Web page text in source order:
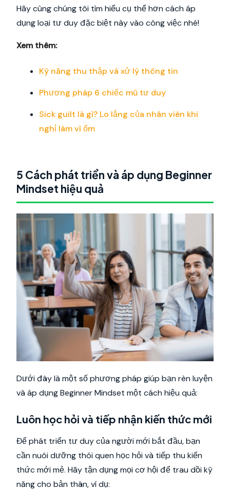
Hãy cùng chúng tôi tìm hiểu cụ thể hơn cách áp
dụng loại tư duy đặc biệt này vào công việc nhé!
Xem thêm:
Kỹ năng thu thập và xử lý thông tin
Phương pháp 6 chiếc mũ tư duy
Sick guilt là gì? Lo lắng của nhân viên khi
nghỉ làm vì ốm
5 Cách phát triển và áp dụng Beginner
Mindset hiệu quả
Dưới đây là một số phương pháp giúp bạn rèn luyện
và áp dụng Beginner Mindset một cách hiệu quả:
Luôn học hỏi và tiếp nhận kiến thức mới
Để phát triển tư duy của người mới bắt đầu, bạn
cần nuôi dưỡng thói quen học hỏi và tiếp thu kiến
thức mới mẻ. Hãy tận dụng mọi cơ hội để trau dồi kỹ
năng cho bản thân, ví dụ: